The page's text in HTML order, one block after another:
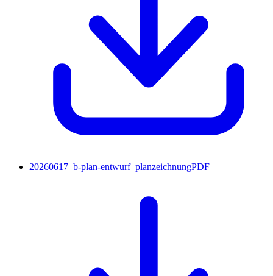
20260617_b-plan-entwurf_planzeichnungPDF